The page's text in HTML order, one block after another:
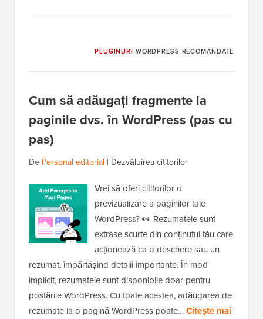
PLUGINURI WORDPRESS RECOMANDATE
Cum să adăugați fragmente la
paginile dvs. în WordPress (pas cu
pas)
De Personal editorial | Dezvăluirea cititorilor
Vrei să oferi cititorilor o
previzualizare a paginilor tale
WordPress? 👀 Rezumatele sunt
extrase scurte din conținutul tău care
acționează ca o descriere sau un
rezumat, împărtășind detalii importante. În mod
implicit, rezumatele sunt disponibile doar pentru
postările WordPress. Cu toate acestea, adăugarea de
rezumate la o pagină WordPress poate…Citește mai